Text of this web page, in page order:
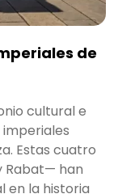
de
cultural e
imperiales
Estas cuatro
Rabat— han
en la historia